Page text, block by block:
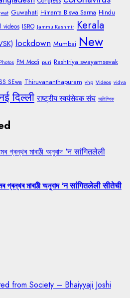
Guwahati Himanta Biswa Sarma Hindu
videos ISRO Jammu Kashmir Kerala
lockdown Mumbai New
Photos PM Modi puri Rashtriya swayamsevak
SEwa Thiruvananthapuram vhp Videos vidya
दिल्ली राष्ट्रीय स्वयंसेवक संघ অলিম্পিক
গ্ৰন্থৰ মাৰাঠী অনুবাদ ‘न सांगितलेली
গ্ৰন্থৰ মাৰাঠী অনুবাদ ‘न सांगितलेली सीतेची
from Society – Bhaiyyaji Joshi